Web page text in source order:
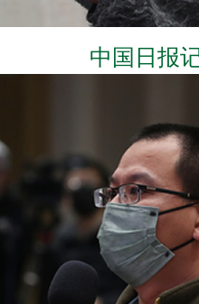
中国日报